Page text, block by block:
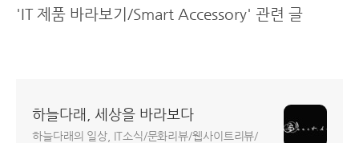
'IT 제품 바라보기/Smart Accessory' 관련 글
하늘다래, 세상을 바라보다
하늘다래의 일상, IT소식/문화리뷰/웹사이트리뷰/